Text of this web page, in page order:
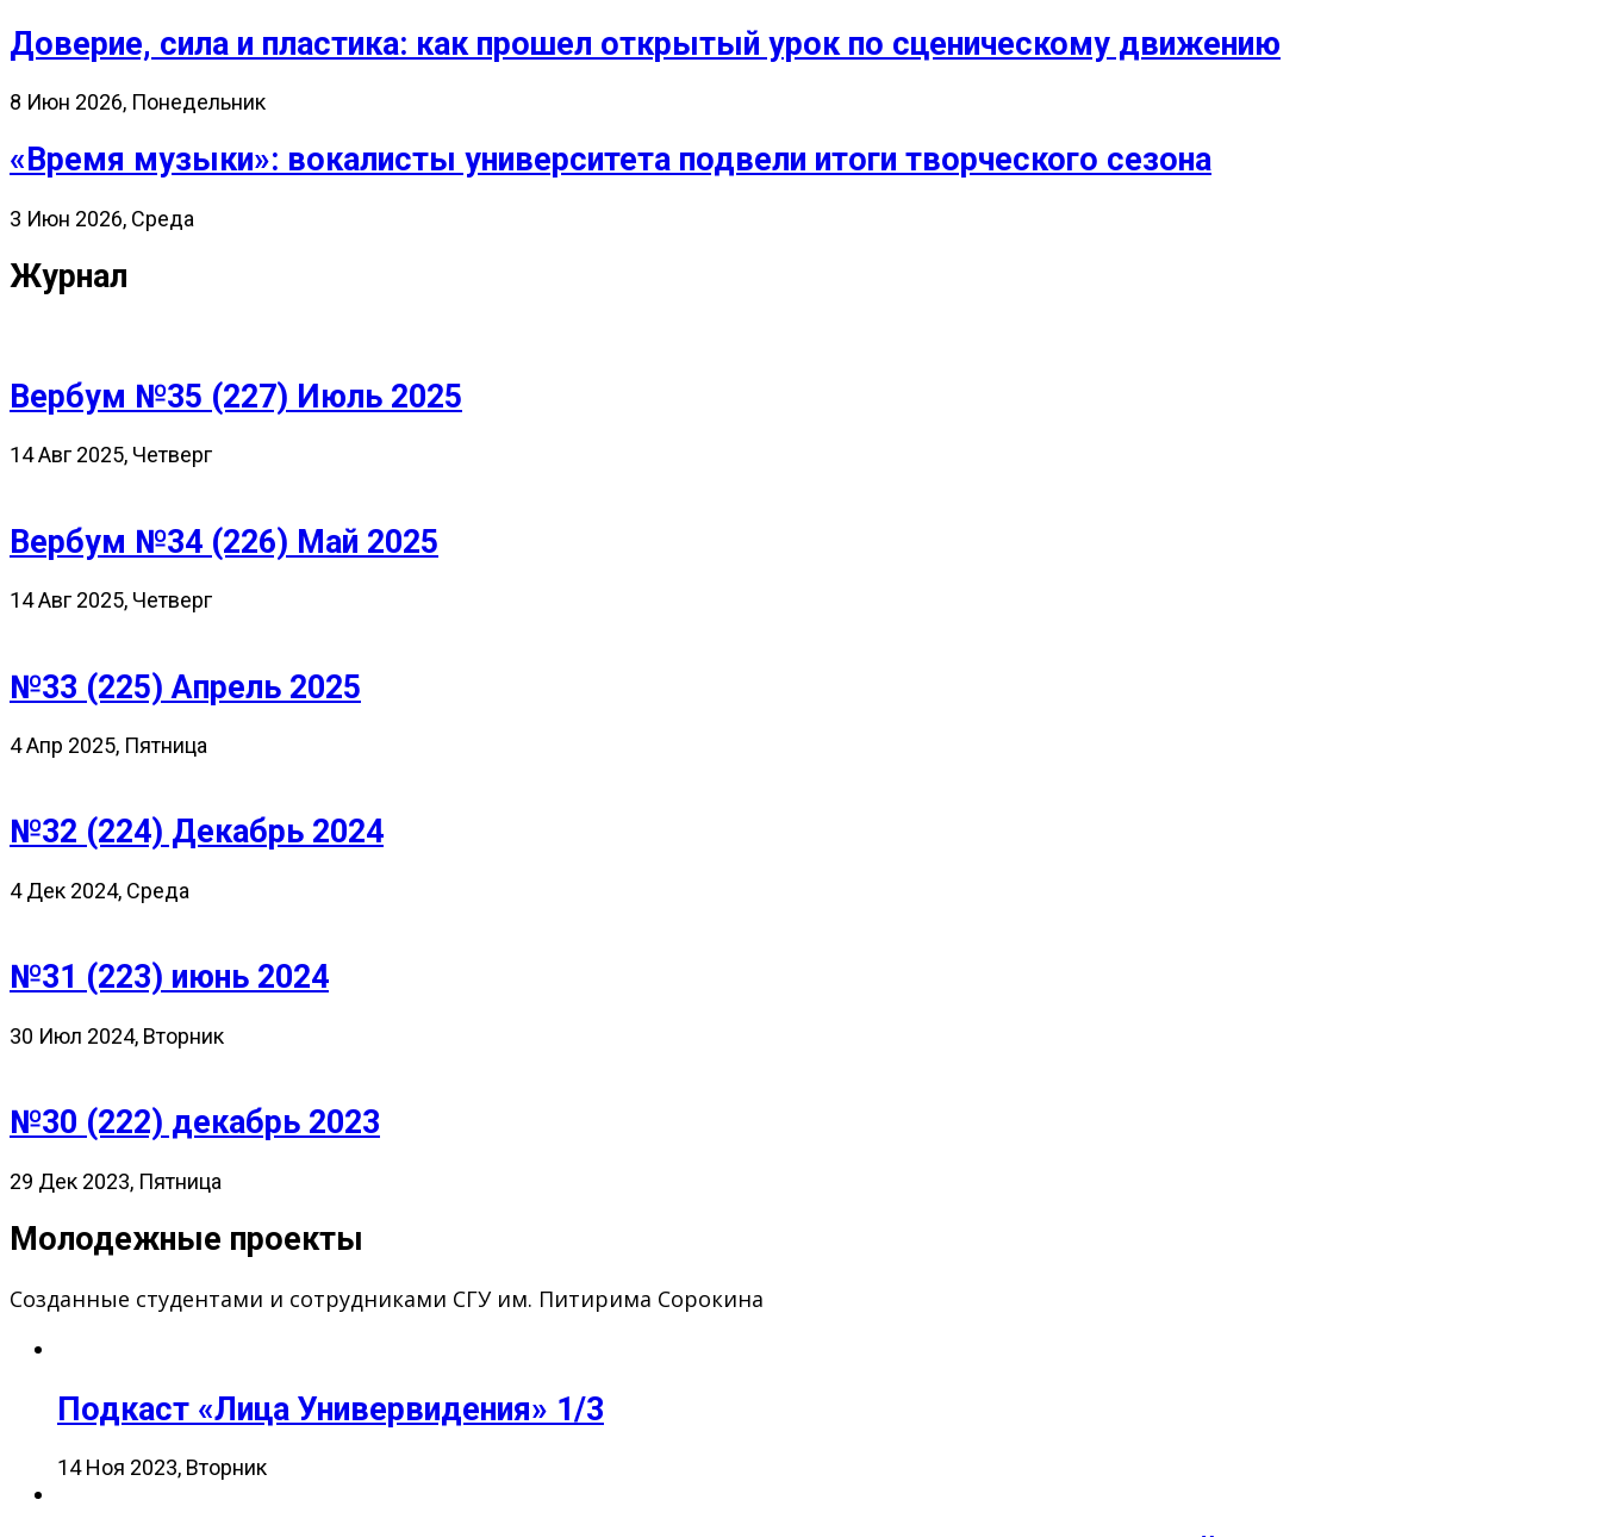
Доверие, сила и пластика: как прошел открытый урок по сценическому движению
8 Июн 2026, Понедельник
«Время музыки»: вокалисты университета подвели итоги творческого сезона
3 Июн 2026, Среда
Журнал
Вербум №35 (227) Июль 2025
14 Авг 2025, Четверг
Вербум №34 (226) Май 2025
14 Авг 2025, Четверг
№33 (225) Апрель 2025
4 Апр 2025, Пятница
№32 (224) Декабрь 2024
4 Дек 2024, Среда
№31 (223) июнь 2024
30 Июл 2024, Вторник
№30 (222) декабрь 2023
29 Дек 2023, Пятница
Молодежные проекты
Созданные студентами и сотрудниками СГУ им. Питирима Сорокина
Подкаст «Лица Универвидения» 1/3
14 Ноя 2023, Вторник